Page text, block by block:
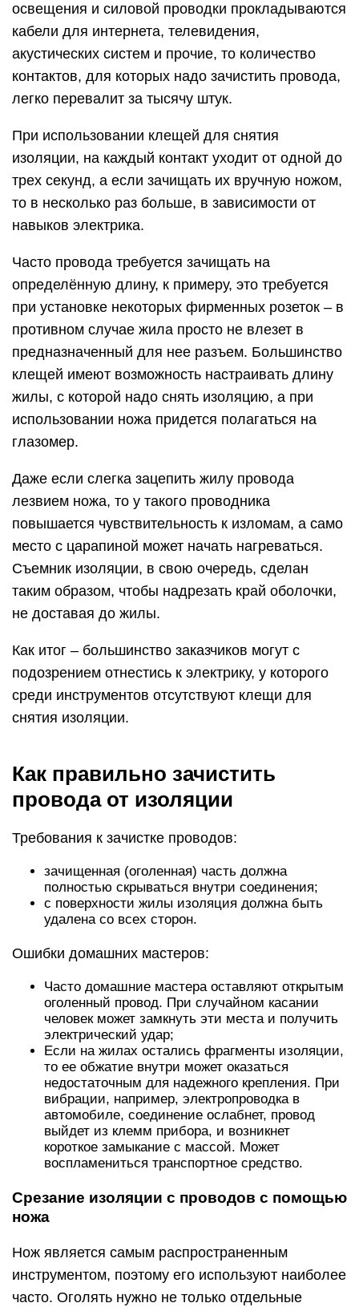
освещения и силовой проводки прокладываются
кабели для интернета, телевидения,
акустических систем и прочие, то количество
контактов, для которых надо зачистить провода,
легко перевалит за тысячу штук.
При использовании клещей для снятия
изоляции, на каждый контакт уходит от одной до
трех секунд, а если зачищать их вручную ножом,
то в несколько раз больше, в зависимости от
навыков электрика.
Часто провода требуется зачищать на
определённую длину, к примеру, это требуется
при установке некоторых фирменных розеток – в
противном случае жила просто не влезет в
предназначенный для нее разъем. Большинство
клещей имеют возможность настраивать длину
жилы, с которой надо снять изоляцию, а при
использовании ножа придется полагаться на
глазомер.
Даже если слегка зацепить жилу провода
лезвием ножа, то у такого проводника
повышается чувствительность к изломам, а само
место с царапиной может начать нагреваться.
Съемник изоляции, в свою очередь, сделан
таким образом, чтобы надрезать край оболочки,
не доставая до жилы.
Как итог – большинство заказчиков могут с
подозрением отнестись к электрику, у которого
среди инструментов отсутствуют клещи для
снятия изоляции.
Как правильно зачистить
провода от изоляции
Требования к зачистке проводов:
зачищенная (оголенная) часть должна
полностью скрываться внутри соединения;
с поверхности жилы изоляция должна быть
удалена со всех сторон.
Ошибки домашних мастеров:
Часто домашние мастера оставляют открытым
оголенный провод. При случайном касании
человек может замкнуть эти места и получить
электрический удар;
Если на жилах остались фрагменты изоляции,
то ее обжатие внутри может оказаться
недостаточным для надежного крепления. При
вибрации, например, электропроводка в
автомобиле, соединение ослабнет, провод
выйдет из клемм прибора, и возникнет
короткое замыкание с массой. Может
воспламениться транспортное средство.
Срезание изоляции с проводов с помощью
ножа
Нож является самым распространенным
инструментом, поэтому его используют наиболее
часто. Оголять нужно не только отдельные